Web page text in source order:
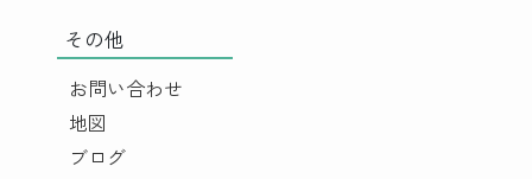
その他
お問い合わせ
地図
ブログ